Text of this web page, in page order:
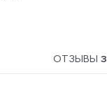
ОТЗЫВЫ3